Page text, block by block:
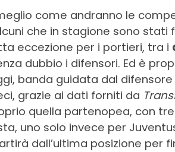
come andranno le
che in stagione sono
eccezione per i portieri, tra i
dubbio i difensori. Ed è
banda guidata dal
grazie ai dati forniti da
quella partenopea, con
uno solo invece per
dall’ultima posizione per